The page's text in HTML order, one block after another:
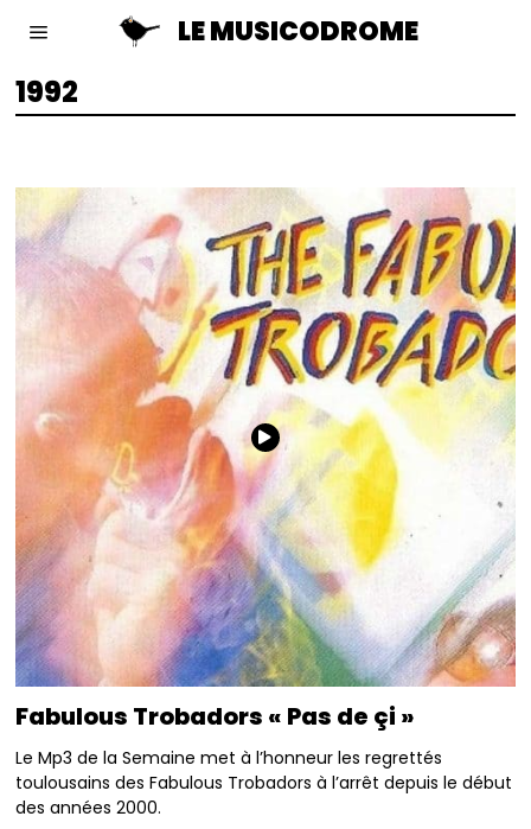
LE MUSICODROME
1992
Fabulous Trobadors « Pas de çi »
Le Mp3 de la Semaine met à l’honneur les regrettés
toulousains des Fabulous Trobadors à l’arrêt depuis le début
des années 2000.